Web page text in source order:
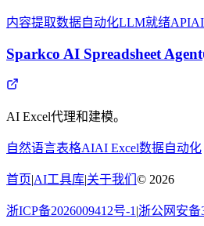
内容提取数据自动化LLM就绪API
Sparkco AI Spreadsheet Agent
AI Excel代理和建模。
自然语言表格AIAI Excel数据自动化
首页|AI工具库|关于我们 © 2026
浙ICP备2026009412号-1 |浙公网安备